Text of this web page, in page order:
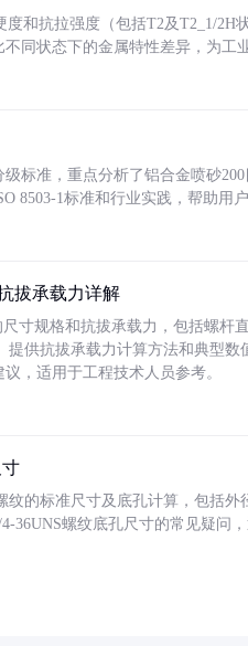
和抗拉强度（包括T2及T2_1/2H
同状态下的金属特性差异，为工
标准，重点分析了铝合金喷砂
8503-1标准和行业实践，帮助用
拔承载力详解
寸规格和抗拔承载力，包括螺杆
提供抗拔承载力计算方法和典型
，适用于工程技术人员参考。
纹的标准尺寸及底孔计算，包括
4-36UNS螺纹底孔尺寸的常见疑